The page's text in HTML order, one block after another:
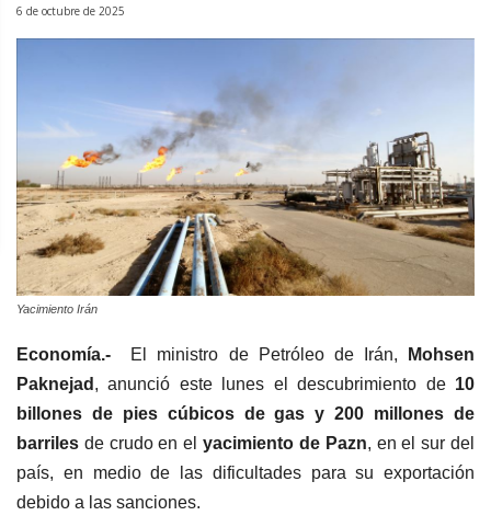
6 de octubre de 2025
Yacimiento Irán
Economía.- El ministro de Petróleo de Irán,
Mohsen
Paknejad , anunció este lunes el descubrimiento de 10
billones de pies cúbicos de gas y 200 millones de
barriles de crudo en el yacimiento de Pazn, en el sur del
país, en medio de las dificultades para su exportación
debido a las sanciones.